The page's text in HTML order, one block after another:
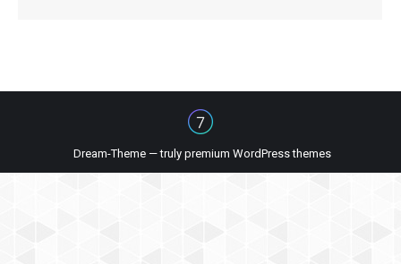
Dream-Theme — truly premium WordPress themes